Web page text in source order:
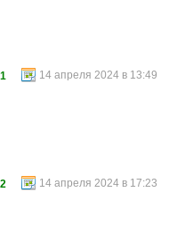
14 апреля 2024 в 13:49
14 апреля 2024 в 17:23